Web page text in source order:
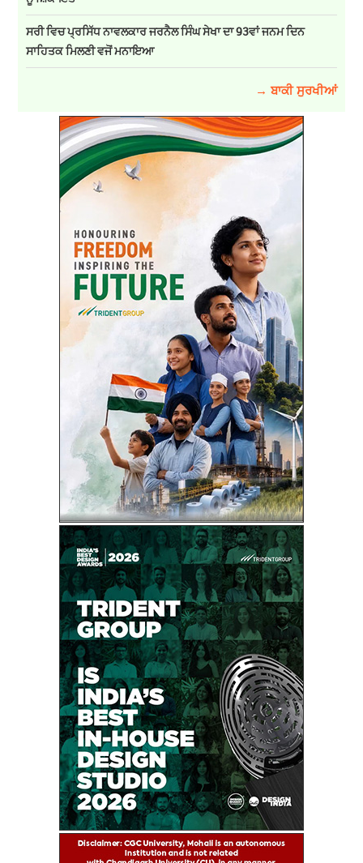
ਸਰੀ ਵਿਚ ਪ੍ਰਸਿੱਧ ਨਾਵਲਕਾਰ ਜਰਨੈਲ ਸਿੰਘ ਸੇਖਾ ਦਾ 93ਵਾਂ ਜਨਮ ਦਿਨ
ਸਾਹਿਤਕ ਮਿਲਣੀ ਵਜੋਂ ਮਨਾਇਆ
→ ਬਾਕੀ ਸੁਰਖੀਆਂ